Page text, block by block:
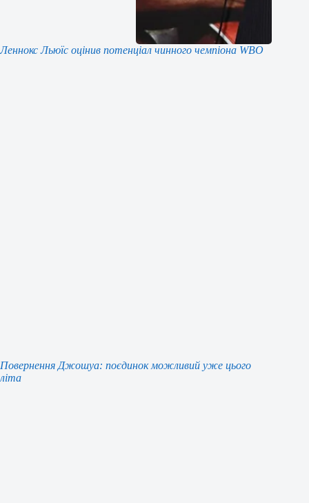
Леннокс Льюїс оцінив потенціал чинного чемпіона WBO
Повернення Джошуа: поєдинок можливий уже цього
літа